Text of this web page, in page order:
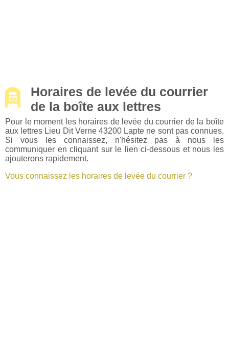
Horaires de levée du courrier
de la boîte aux lettres
Pour le moment les horaires de levée du courrier de la boîte
aux lettres Lieu Dit Verne 43200 Lapte ne sont pas connues.
Si vous les connaissez, n'hésitez pas à nous les
communiquer en cliquant sur le lien ci-dessous et nous les
ajouterons rapidement.
Vous connaissez les horaires de levée du courrier ?